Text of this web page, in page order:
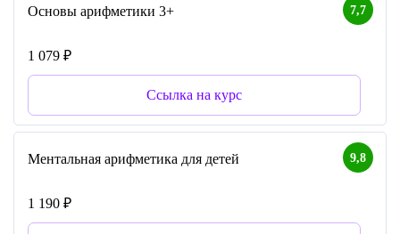
7,7
Основы арифметики 3+
1 079 ₽
Ссылка на курс
9,8
Ментальная арифметика для детей
1 190 ₽